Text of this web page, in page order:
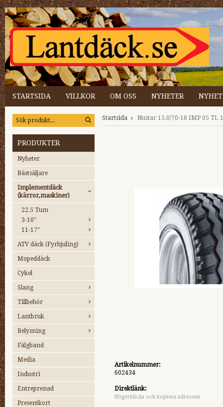
STARTSIDA VILLKOR OM OSS NYHETER
PRODUKTER
Nyheter
Bästsäljare
Implementdäck
(kärror,maskiner)
22.5 Tum
3-10"
11-17"
ATV däck (Fyrhjuling)
Mopeddäck
Cykel
Slang
Tillbehör
Lantbruk
Belysning
Fälgband
Media
Industri
Entreprenad
Presentkort
Startsida Nustar 15.0/70-18 IMP 05 TL
Artikelnummer:
602434
Direktlänk:
Högerklicka och kopiera adressen